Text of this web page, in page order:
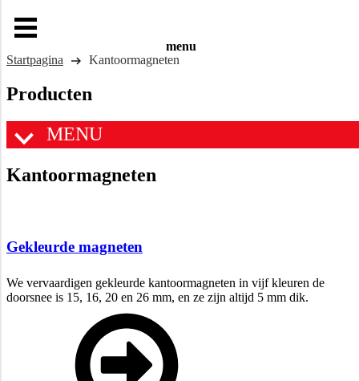
menu
Startpagina
Kantoormagneten
Producten
MENU
Kantoormagneten
Gekleurde magneten
We vervaardigen gekleurde kantoormagneten in vijf kleuren de
doorsnee is 15, 16, 20 en 26 mm, en ze zijn altijd 5 mm dik.